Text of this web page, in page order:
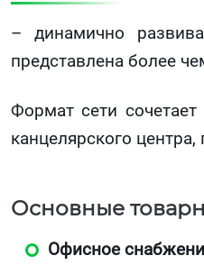
– динамично
представлена более
Формат сети
канцелярского
Основные
Офисное